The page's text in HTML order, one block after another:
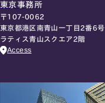
東京事務所
〒107-0062
東京都港区南青山一丁目2番6号
ラティス青山スクエア2階
Access